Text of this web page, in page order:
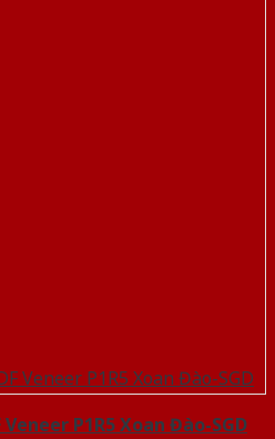
P1R5 Xoan Đào-SGD